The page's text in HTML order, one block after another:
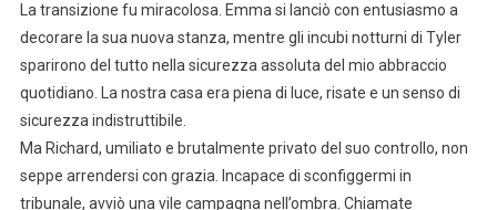
La transizione fu miracolosa. Emma si lanciò con entusiasmo a
decorare la sua nuova stanza, mentre gli incubi notturni di Tyler
sparirono del tutto nella sicurezza assoluta del mio abbraccio
quotidiano. La nostra casa era piena di luce, risate e un senso di
sicurezza indistruttibile.
Ma Richard, umiliato e brutalmente privato del suo controllo, non
seppe arrendersi con grazia. Incapace di sconfiggermi in
tribunale, avviò una vile campagna nell’ombra. Chiamate